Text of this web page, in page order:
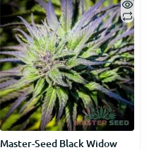
Master-Seed Black Widow